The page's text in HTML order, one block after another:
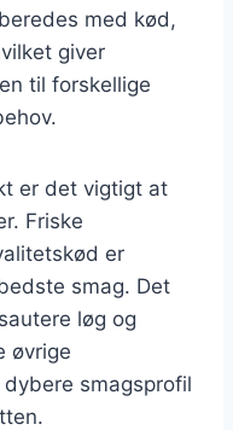
med kød,
giver
til forskellige
er det vigtigt at
Friske
er
smag. Det
løg og
øvrige
smagsprofil